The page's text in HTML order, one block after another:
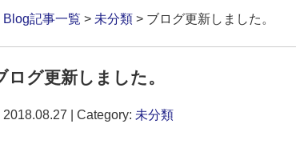
Blog記事一覧 > 未分類 > ブログ更新しました。
ログ更新しました。
2018.08.27 | Category: 未分類